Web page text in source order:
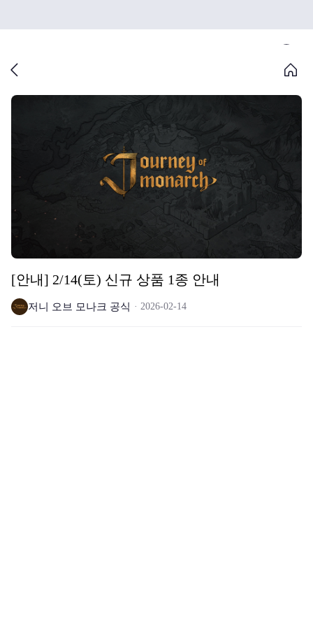
[안내] 2/14(토) 신규 상품 1종 안내
저니 오브 모나크 공식 2026-02-14